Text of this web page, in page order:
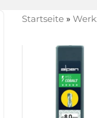
Startseite»